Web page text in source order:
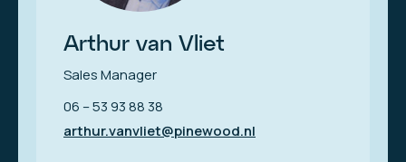
Arthur van Vliet
Sales Manager
06 – 53 93 88 38
arthur.vanvliet@pinewood.nl